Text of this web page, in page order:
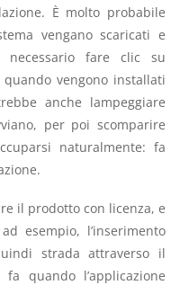
È molto probabile
vengano scaricati e
necessario fare clic su
vengono installati
anche lampeggiare
per poi scomparire
naturalmente: fa
il prodotto con licenza, e
esempio, l’inserimento
strada attraverso il
quando l’applicazione